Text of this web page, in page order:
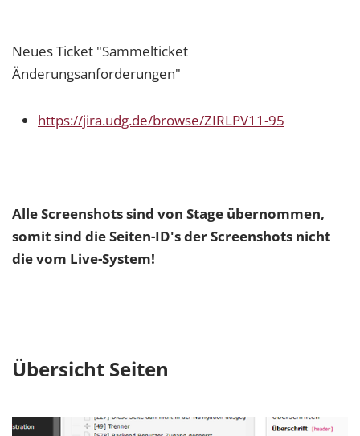
Neues Ticket "Sammelticket
Änderungsanforderungen"
https://jira.udg.de/browse/ZIRLPV11-95
Alle Screenshots sind von Stage übernommen,
somit sind die Seiten-ID's der Screenshots nicht
die vom Live-System!
Übersicht Seiten